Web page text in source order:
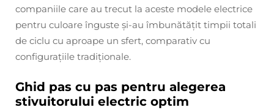
companiile care au trecut la aceste modele electrice
pentru culoare înguste și-au îmbunătățit timpii totali
de ciclu cu aproape un sfert, comparativ cu
configurațiile tradiționale.
Ghid pas cu pas pentru alegerea
stivuitorului electric optim